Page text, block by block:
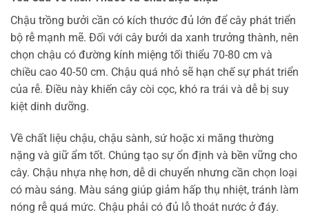
Chậu trồng bưởi cần có kích thước đủ lớn để cây phát triển
bộ rễ mạnh mẽ. Đối với cây bưởi da xanh trưởng thành, nên
chọn chậu có đường kính miệng tối thiểu 70-80 cm và
chiều cao 40-50 cm. Chậu quá nhỏ sẽ hạn chế sự phát triển
của rễ. Điều này khiến cây còi cọc, khó ra trái và dễ bị suy
kiệt dinh dưỡng.
Về chất liệu chậu, chậu sành, sứ hoặc xi măng thường
nặng và giữ ẩm tốt. Chúng tạo sự ổn định và bền vững cho
cây. Chậu nhựa nhẹ hơn, dễ di chuyển nhưng cần chọn loại
có màu sáng. Màu sáng giúp giảm hấp thụ nhiệt, tránh làm
nóng rễ quá mức. Chậu phải có đủ lỗ thoát nước ở đáy.